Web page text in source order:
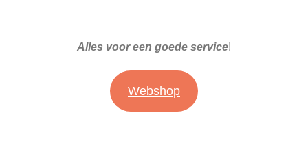
Alles voor een goede service!
Webshop